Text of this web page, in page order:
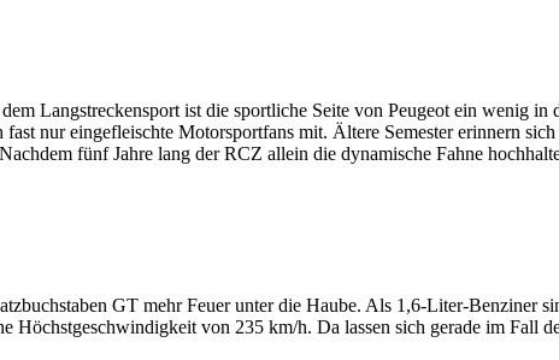
Langstreckensport ist die sportliche Seite von Peugeot ein wenig
nur eingefleischte Motorsportfans mit. Ältere Semester erinnern
fünf Jahre lang der RCZ allein die dynamische Fahne
GT mehr Feuer unter die Haube. Als 1,6-Liter-Benziner
von 235 km/h. Da lassen sich gerade im Fall